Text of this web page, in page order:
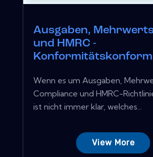
Ausgaben,
und HMRC -
Konformitätskonform
Wenn es um Ausgaben,
Compliance und HMRC-
ist nicht immer klar, welches...
View More